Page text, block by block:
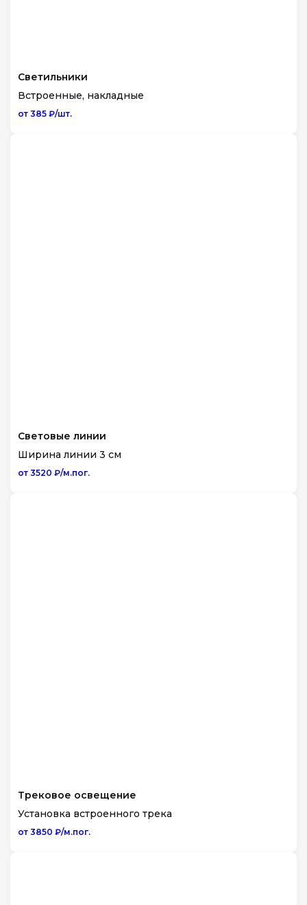
Светильники
Встроенные, накладные
от 385 ₽/шт.
Световые линии
Ширина линии 3 см
от 3520 ₽/м.пог.
Трековое освещение
Установка встроенного трека
от 3850 ₽/м.пог.